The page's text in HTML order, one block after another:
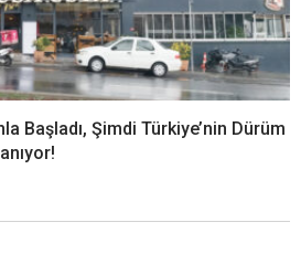
Başladı, Şimdi Türkiye’nin Dürüm